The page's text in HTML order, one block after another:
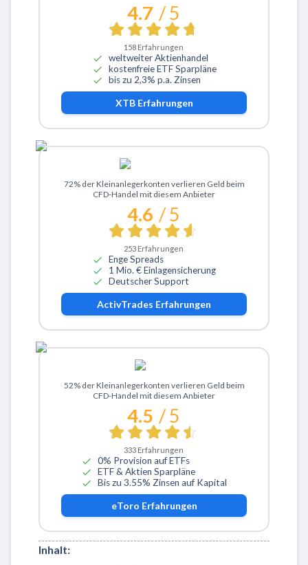
4.7 / 5
158 Erfahrungen
weltweiter Aktienhandel
kostenfreie ETF Sparpläne
bis zu 2,3% p.a. Zinsen
XTBErfahrungen
Zu ActivTrades
72% der Kleinanlegerkonten verlieren Geld beim
CFD-Handel mit diesem Anbieter
4.6 / 5
253 Erfahrungen
Enge Spreads
1 Mio. € Einlagensicherung
Deutscher Support
ActivTrades Erfahrungen
Zu eToro
52% der Kleinanlegerkonten verlieren Geld beim
CFD-Handel mit diesem Anbieter
4.5 / 5
333 Erfahrungen
0% Provision auf ETFs
ETF & Aktien Sparpläne
Bis zu 3.55% Zinsen auf Kapital
eToro Erfahrungen
Inhalt: